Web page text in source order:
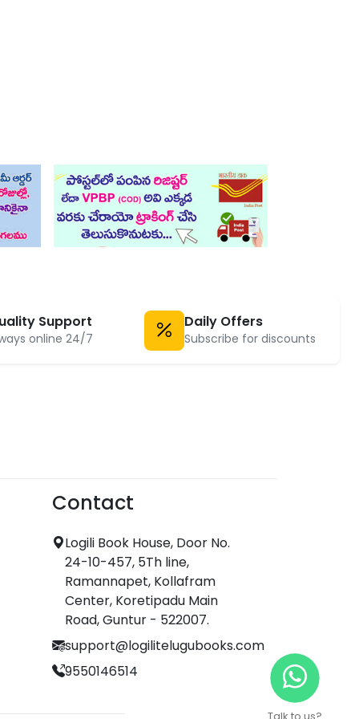
Support
online 24/7
Daily Offers
Subscribe for discounts
Talk to us?
Contact
Logili Book House, Door No.
24-10-457, 5Th line,
Ramannapet, Kollafram
Center, Koretipadu Main
Road, Guntur - 522007.
support@logilitelugubooks.com
9550146514